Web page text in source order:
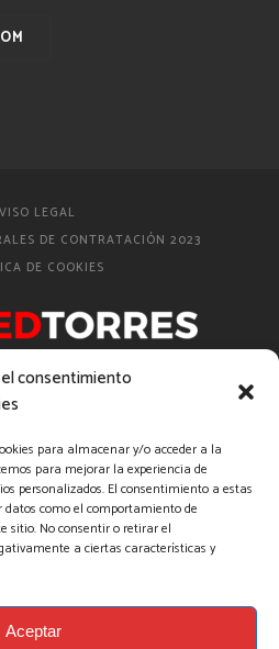
consentimiento
para almacenar y/o acceder a la
para mejorar la experiencia de
personalizados. El consentimiento a estas
como el comportamiento de
sitio. No consentir o retirar el
a ciertas características y
Aceptar
LEGAL
DE CONTRATACIÓN 2023
DE COOKIES
– REDTORRES SL
EN DIRECTO
DIGITALIZAR
DE VÍDEO EN MADRID
GUADALAJARA